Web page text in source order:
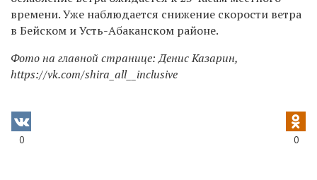
времени. Уже наблюдается снижение скорости ветра
в Бейском и Усть-Абаканском районе.
Фото на главной странице: Денис Казарин,
https://vk.com/shira_all__inclusive
0 0